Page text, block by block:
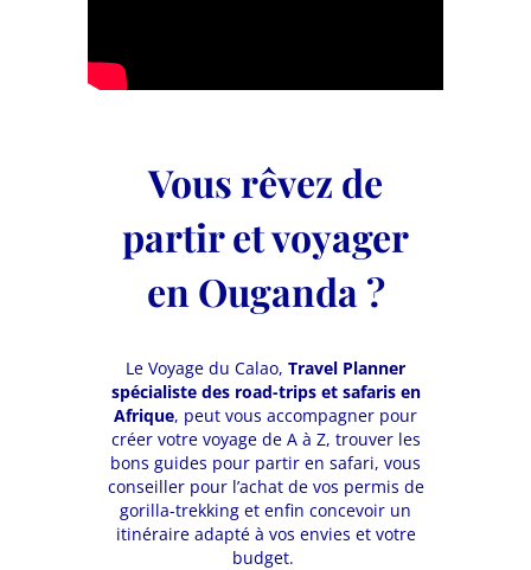
Vous rêvez de
partir et voyager
en Ouganda ?
Le Voyage du Calao, Travel Planner
spécialiste des road-trips et safaris en
Afrique, peut vous accompagner pour
créer votre voyage de A à Z, trouver les
bons guides pour partir en safari, vous
conseiller pour l’achat de vos permis de
gorilla-trekking et enfin concevoir un
itinéraire adapté à vos envies et votre
budget.